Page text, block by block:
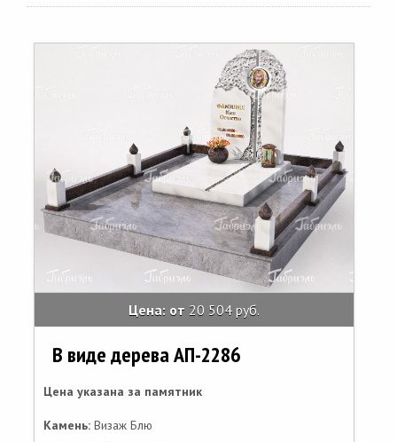
Цена: от 20 504 руб.
В виде дерева АП-2286
Цена указана за памятник
Камень: Визаж Блю